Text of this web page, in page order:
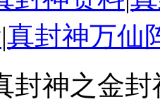
|真封神万仙
封神之金